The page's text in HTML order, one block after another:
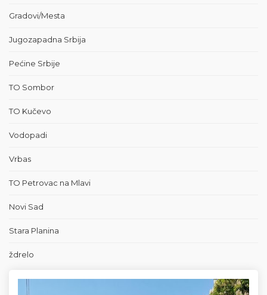
Gradovi/Mesta
Jugozapadna Srbija
Pećine Srbije
TO Sombor
TO Kučevo
Vodopadi
Vrbas
TO Petrovac na Mlavi
Novi Sad
Stara Planina
ždrelo